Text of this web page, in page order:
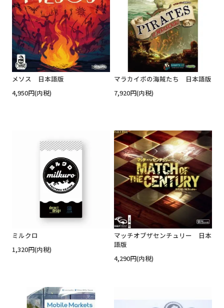
メソス 日本語版
4,950円(内税)
マラカイボの海賊たち 日本語版
7,920円(内税)
ミルクロ
1,320円(内税)
マッチオブザセンチュリー 日本
語版
4,290円(内税)